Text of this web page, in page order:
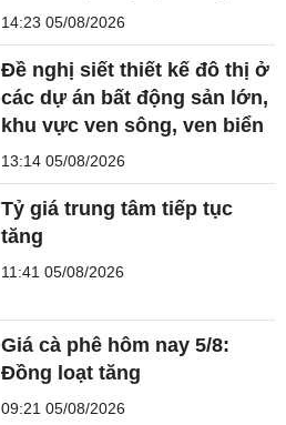
14:23 05/08/2026
Đề nghị siết thiết kế đô thị ở
các dự án bất động sản lớn,
khu vực ven sông, ven biển
13:14 05/08/2026
Tỷ giá trung tâm tiếp tục
tăng
11:41 05/08/2026
Giá cà phê hôm nay 5/8:
Đồng loạt tăng
09:21 05/08/2026